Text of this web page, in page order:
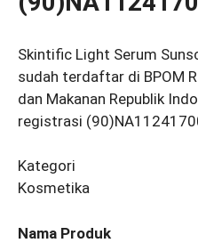
Skintific Light Serum
sudah terdaftar di BPOM
dan Makanan Republik
registrasi
Kategori
Kosmetika
Nama Produk